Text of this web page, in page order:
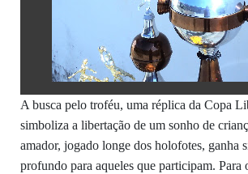
A busca pelo troféu, uma réplica da Copa
simboliza a libertação de um sonho de
amador, jogado longe dos holofotes, ganha
profundo para aqueles que participam. Para